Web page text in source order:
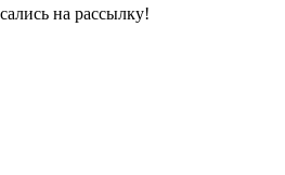
на рассылку!